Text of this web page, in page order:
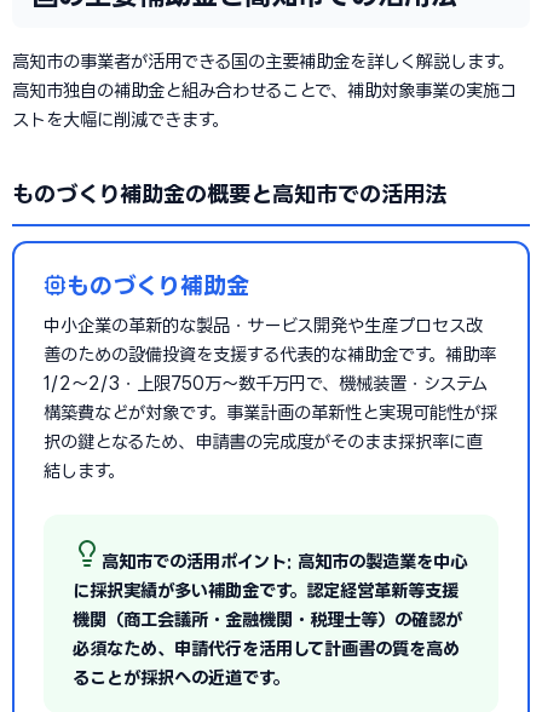
高知市の事業者が活用できる国の主要補助金を詳しく解説します。
高知市独自の補助金と組み合わせることで、補助対象事業の実施コ
ストを大幅に削減できます。
ものづくり補助金の概要と高知市での活用法
ものづくり補助金
中小企業の革新的な製品・サービス開発や生産プロセス改
善のための設備投資を支援する代表的な補助金です。補助率
1/2〜2/3・上限750万〜数千万円で、機械装置・システム
構築費などが対象です。事業計画の革新性と実現可能性が採
択の鍵となるため、申請書の完成度がそのまま採択率に直
結します。
高知市での活用ポイント: 高知市の製造業を中心
に採択実績が多い補助金です。認定経営革新等支援
機関（商工会議所・金融機関・税理士等）の確認が
必須なため、申請代行を活用して計画書の質を高め
ることが採択への近道です。